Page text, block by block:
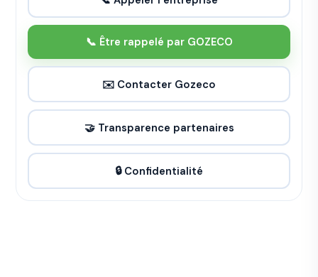
📞 Être rappelé par GOZECO
✉️ Contacter Gozeco
🤝 Transparence partenaires
🔒 Confidentialité